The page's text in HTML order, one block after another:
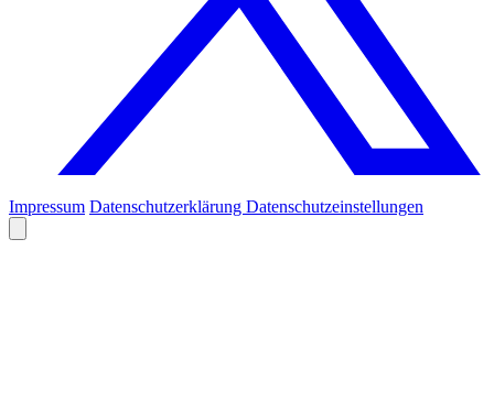
Impressum Datenschutzerklärung Datenschutzeinstellungen